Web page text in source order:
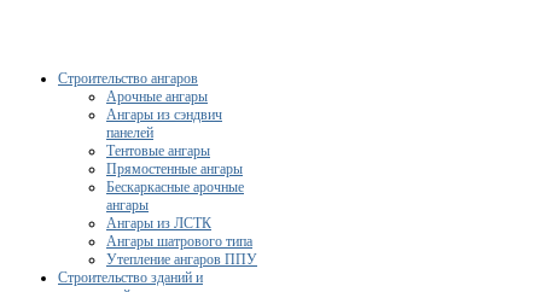
Строительство ангаров
Арочные ангары
Ангары из сэндвич
панелей
Тентовые ангары
Прямостенные ангары
Бескаркасные арочные
ангары
Ангары из ЛСТК
Ангары шатрового типа
Утепление ангаров ППУ
Строительство зданий и